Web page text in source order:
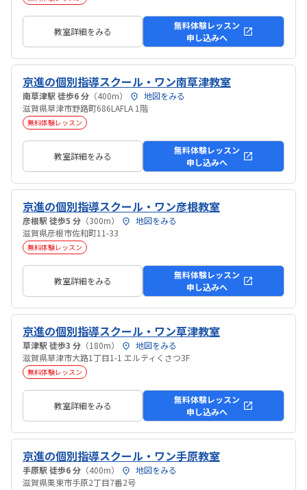
教室詳細をみる
無料体験レッスン
申し込みへ
京進の個別指導スクール・ワン南草津教室
南草津駅 徒歩6 分 （400m）
地図をみる
滋賀県草津市野路町686LAFLA 1階
無料体験レッスン
教室詳細をみる
無料体験レッスン
申し込みへ
京進の個別指導スクール・ワン彦根教室
彦根駅 徒歩5 分 （300m）
地図をみる
滋賀県彦根市佐和町11-33
無料体験レッスン
教室詳細をみる
無料体験レッスン
申し込みへ
京進の個別指導スクール・ワン草津教室
草津駅 徒歩3 分 （180m）
地図をみる
滋賀県草津市大路1丁目1-1 エルティくさつ3F
無料体験レッスン
教室詳細をみる
無料体験レッスン
申し込みへ
京進の個別指導スクール・ワン手原教室
手原駅 徒歩6 分 （400m）
地図をみる
滋賀県栗東市手原2丁目7番2号